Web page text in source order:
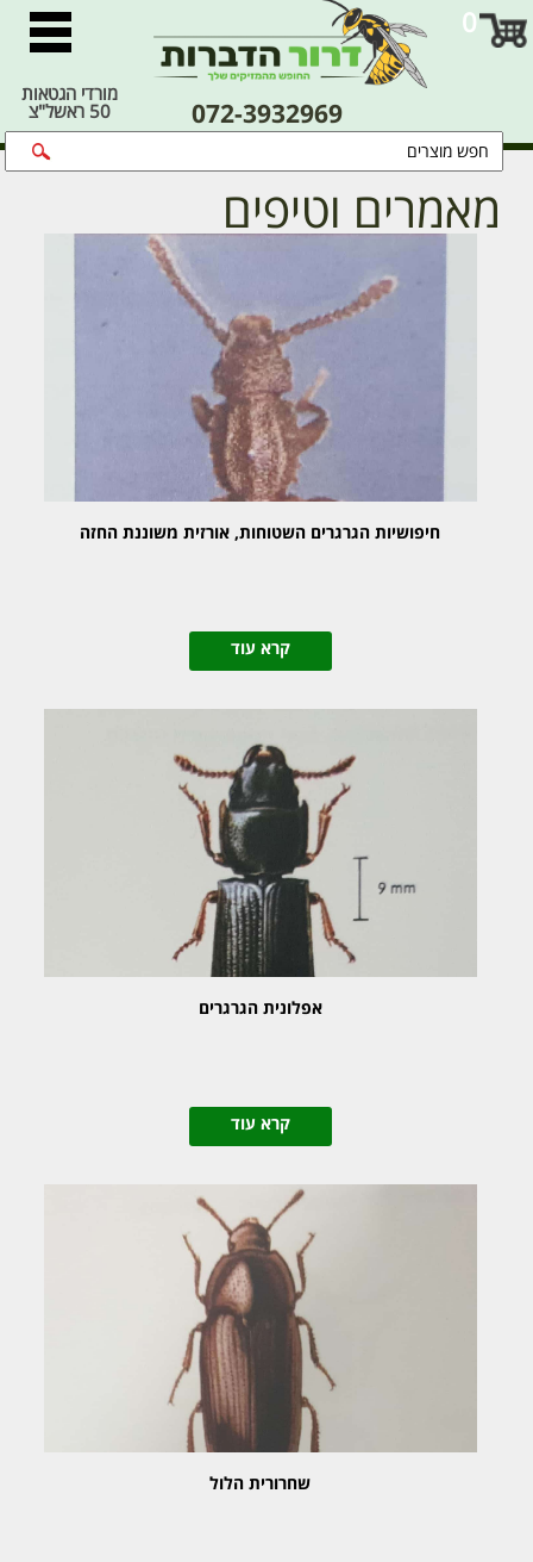
072-3932969
0
מורדי הגטאות
50 ראשל"צ
מאמרים וטיפים
חיפושיות הגרגרים השטוחות, אורזית משוננת החזה
קרא עוד
אפלונית הגרגרים
קרא עוד
שחרורית הלול